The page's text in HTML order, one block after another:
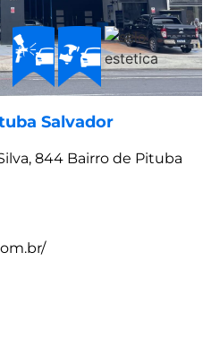
Salvador
844 Bairro de Pituba